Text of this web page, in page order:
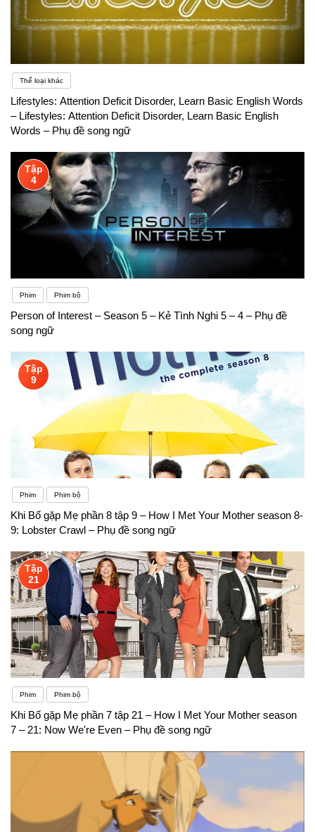
Thể loại khác
Lifestyles: Attention Deficit Disorder, Learn Basic English Words
– Lifestyles: Attention Deficit Disorder, Learn Basic English
Words – Phụ đề song ngữ
Tập
4
Phim Phim bộ
Person of Interest – Season 5 – Kẻ Tình Nghi 5 – 4 – Phụ đề
song ngữ
Tập
9
Phim Phim bộ
Khi Bố gặp Mẹ phần 8 tập 9 – How I Met Your Mother season 8-
9: Lobster Crawl – Phụ đề song ngữ
Tập
21
Phim Phim bộ
Khi Bố gặp Mẹ phần 7 tập 21 – How I Met Your Mother season
7 – 21: Now We're Even – Phụ đề song ngữ